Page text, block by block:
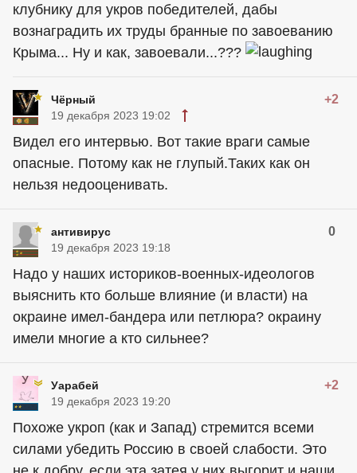
клубнику для укров победителей, дабы
вознаградить их труды бранные по завоеванию
Крыма... Ну и как, завоевали...???
Чёрный +2
19 декабря 2023 19:02
Видел его интервью. Вот такие враги самые
опасные. Потому как не глупый.Таких как он
нельзя недооценивать.
антивирус 0
19 декабря 2023 19:18
Надо у наших историков-военных-идеологов
выяснить кто больше влияние (и власти) на
окраине имел-бандера или петлюра? окраину
имели многие а кто сильнее?
Уарабей +2
19 декабря 2023 19:20
Похоже укроп (как и Запад) стремится всеми
силами убедить Россию в своей слабости. Это